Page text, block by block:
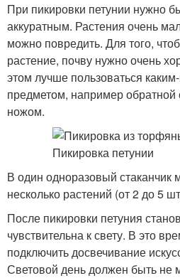
При пикировки петунии нужно
аккуратным. Растения очень
можно повредить. Для того,
растение, почву нужно очень
этом лучше пользоваться
предметом, например обратной
ножом.
В один одноразовый стаканчик
несколько растений (от 2 до 5
После пикировки петуния
чувствительна к свету. В это
подключить досвечивание
Световой день должен быть не